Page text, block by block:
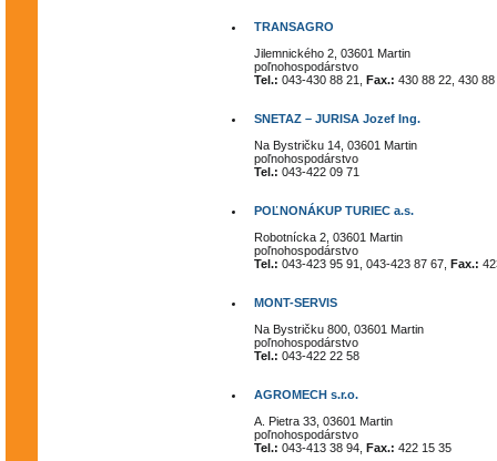
TRANSAGRO
Jilemnického 2, 03601 Martin
poľnohospodárstvo
Tel.: 043-430 88 21, Fax.: 430 88 22, 430 88
SNETAZ – JURISA Jozef Ing.
Na Bystričku 14, 03601 Martin
poľnohospodárstvo
Tel.: 043-422 09 71
POĽNONÁKUP TURIEC a.s.
Robotnícka 2, 03601 Martin
poľnohospodárstvo
Tel.: 043-423 95 91, 043-423 87 67, Fax.:
MONT-SERVIS
Na Bystričku 800, 03601 Martin
poľnohospodárstvo
Tel.: 043-422 22 58
AGROMECH s.r.o.
A. Pietra 33, 03601 Martin
poľnohospodárstvo
Tel.: 043-413 38 94, Fax.: 422 15 35